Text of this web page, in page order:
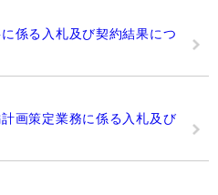
係る入札及び契約結果につ
画策定業務に係る入札及び